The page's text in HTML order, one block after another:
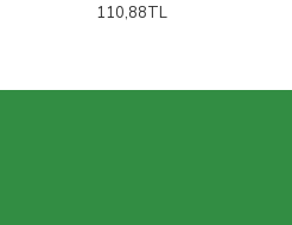
110,88TL